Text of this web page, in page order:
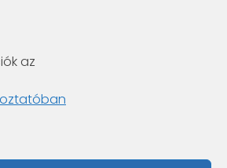
az
Szeged, Gogol utca 3. 4.em.
1 422-3030
Pakistan